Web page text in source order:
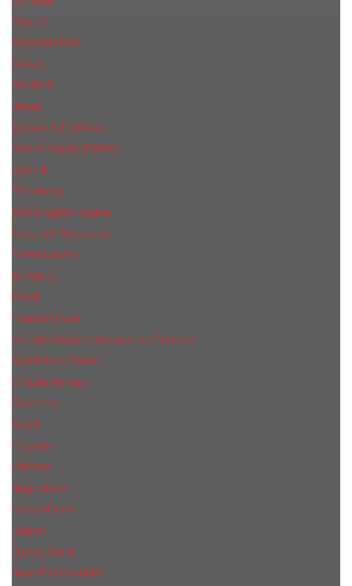
Chanel
Christian Dior
Creed
Davidoff
Diesel
Дольче & Габбана
Donna Karan (DKNY)
Dunhill
Eisenberg
Ermenegildo Zegna
Escentric Molecules
Еsteе Lаudеr
Ex Nihilo
Fendi
Franck Olivier
Gerald Ghislain Histoires de Parfums
Gianfranco Ferre
Giorgio Armani
Givenchy
Gucci
Guerlain
Hermes
Hugo Boss
Issey Miyake
Jaguar
James Bond
Jean Paul Gaultier